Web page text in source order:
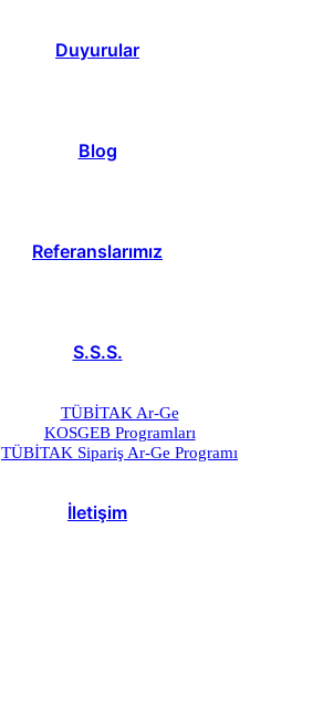
Duyurular
Blog
Referanslarımız
S.S.S.
TÜBİTAK Ar-Ge
KOSGEB Programları
TÜBİTAK Sipariş Ar-Ge Programı
İletişim